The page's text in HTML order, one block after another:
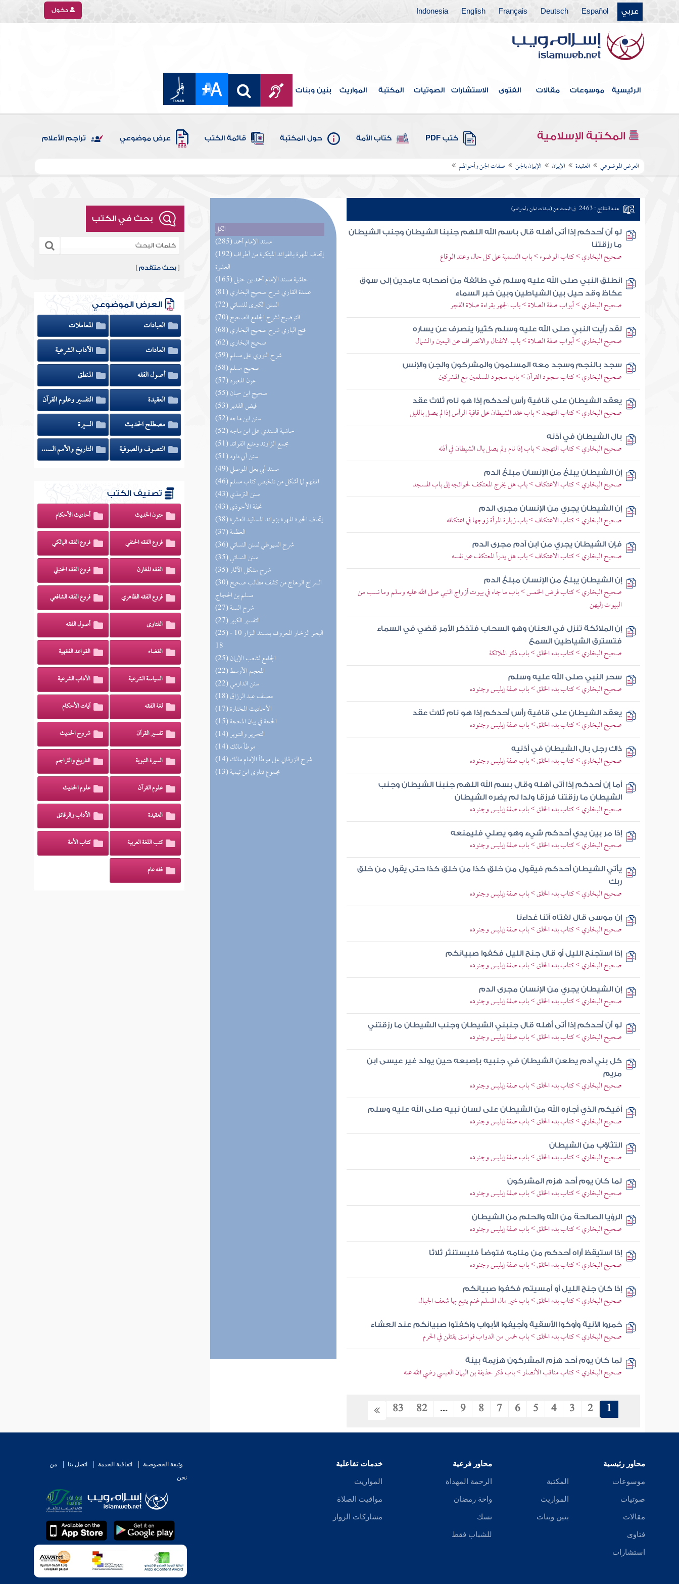
عربي Español
Deutsch
Français
English
Indonesia دخول
الرئيسية موسوعات مقالات الفتوى الاستشارات الصوتيات المكتبة المواريث بنين وبنات
المكتبة الإسلامية كتب PDF كتاب الأمة حول المكتبة قائمة الكتب عرض موضوعي تراجم الأعلام
العرض الموضوعي العقيدة الإيمان الإيمان بالجن صفات الجن وأحوالهم
الكل
(285) مسند الإمام أحمد
(192) إتحاف المهرة بالفوائد المبتكرة من أطراف
العشرة
(165) حاشية مسند الإمام أحمد بن حنبل
(81) عمدة القاري شرح صحيح البخاري
(72) السنن الكبرى للنسائي
(70) التوضيح لشرح الجامع الصحيح
(68) فتح الباري شرح صحيح البخاري
(62) صحيح البخاري
(59) شرح النووي على مسلم
(58) صحيح مسلم
(57) عون المعبود
(55) صحيح ابن حبان
(53) فيض القدير
(52) سنن ابن ماجه
(52) حاشية السندي على ابن ماجه
(51) مجمع الزاوئد ومنبع الفوائد
(51) سنن أبي داود
(49) مسند أبي يعلى الموصلي
(46) المفهم لما أشكل من تلخيص كتاب مسلم
(43) سنن الترمذي
(43) تحفة الأحوذي
(38) إتحاف الخيرة المهرة بزوائد المسانيد العشرة
(37) العظمة
(36) شرح السيوطي لسنن النسائي
(35) سنن النسائي
(35) شرح مشكل الآثار
(30) السراج الوهاج من كشف مطالب صحيح
مسلم بن الحجاج
(27) شرح السنة
(27) التفسير الكبير
(25) البحر الزخار المعروف بمسند البزار 10 -
18
(25) الجامع لشعب الإيمان
(22) المعجم الأوسط
(22) سنن الدارمي
(18) مصنف عبد الرزاق
(17) الأحاديث المختارة
(15) الحجة في بيان المحجة
(14) التحرير والتنوير
(14) موطأ مالك
(14) شرح الزرقاني على موطأ الإمام مالك
(13) مجموع فتاوى ابن تيمية
عدد النتائج : 2463 في البحث عن (صفات الجن وأحوالهم)
لو أن أحدكم إذا أتى أهله قال باسم الله اللهم جنبنا الشيطان وجنب الشيطان
ما رزقتنا
صحيح البخاري > كتاب الوضوء > باب التسمية على كل حال وعند الوقاع
انطلق النبي صلى الله عليه وسلم في طائفة من أصحابه عامدين إلى سوق
عكاظ وقد حيل بين الشياطين وبين خبر السماء
صحيح البخاري > أبواب صفة الصلاة > باب الجهر بقراءة صلاة الفجر
لقد رأيت النبي صلى الله عليه وسلم كثيرا ينصرف عن يساره
صحيح البخاري > أبواب صفة الصلاة > باب الانفتال والانصراف عن اليمين والشمال
سجد بالنجم وسجد معه المسلمون والمشركون والجن والإنس
صحيح البخاري > كتاب سجود القرآن > باب سجود المسلمين مع المشركين
يعقد الشيطان على قافية رأس أحدكم إذا هو نام ثلاث عقد
صحيح البخاري > كتاب التهجد > باب عقد الشيطان على قافية الرأس إذا لم يصل بالليل
بال الشيطان في أذنه
صحيح البخاري > كتاب التهجد > باب إذا نام ولم يصل بال الشيطان في أذنه
إن الشيطان يبلغ من الإنسان مبلغ الدم
صحيح البخاري > كتاب الاعتكاف > باب هل يخرج المعتكف لحوائجه إلى باب المسجد
إن الشيطان يجري من الإنسان مجرى الدم
صحيح البخاري > كتاب الاعتكاف > باب زيارة المرأة زوجها في اعتكافه
فإن الشيطان يجري من ابن آدم مجرى الدم
صحيح البخاري > كتاب الاعتكاف > باب هل يدرأ المعتكف عن نفسه
إن الشيطان يبلغ من الإنسان مبلغ الدم
صحيح البخاري > كتاب فرض الخمس > باب ما جاء في بيوت أزواج النبي صلى الله عليه وسلم وما نسب من
البيوت إليهن
إن الملائكة تنزل في العنان وهو السحاب فتذكر الأمر قضي في السماء
فتسترق الشياطين السمع
صحيح البخاري > كتاب بدء الخلق > باب ذكر الملائكة
سحر النبي صلى الله عليه وسلم
صحيح البخاري > كتاب بدء الخلق > باب صفة إبليس وجنوده
يعقد الشيطان على قافية رأس أحدكم إذا هو نام ثلاث عقد
صحيح البخاري > كتاب بدء الخلق > باب صفة إبليس وجنوده
ذاك رجل بال الشيطان في أذنيه
صحيح البخاري > كتاب بدء الخلق > باب صفة إبليس وجنوده
أما إن أحدكم إذا أتى أهله وقال بسم الله اللهم جنبنا الشيطان وجنب
الشيطان ما رزقتنا فرزقا ولدا لم يضره الشيطان
صحيح البخاري > كتاب بدء الخلق > باب صفة إبليس وجنوده
إذا مر بين يدي أحدكم شيء وهو يصلي فليمنعه
صحيح البخاري > كتاب بدء الخلق > باب صفة إبليس وجنوده
يأتي الشيطان أحدكم فيقول من خلق كذا من خلق كذا حتى يقول من خلق
ربك
صحيح البخاري > كتاب بدء الخلق > باب صفة إبليس وجنوده
إن موسى قال لفتاه آتنا غداءنا
صحيح البخاري > كتاب بدء الخلق > باب صفة إبليس وجنوده
إذا استجنح الليل أو قال جنح الليل فكفوا صبيانكم
صحيح البخاري > كتاب بدء الخلق > باب صفة إبليس وجنوده
إن الشيطان يجري من الإنسان مجرى الدم
صحيح البخاري > كتاب بدء الخلق > باب صفة إبليس وجنوده
لو أن أحدكم إذا أتى أهله قال جنبني الشيطان وجنب الشيطان ما رزقتني
صحيح البخاري > كتاب بدء الخلق > باب صفة إبليس وجنوده
كل بني آدم يطعن الشيطان في جنبيه بإصبعه حين يولد غير عيسى ابن
مريم
صحيح البخاري > كتاب بدء الخلق > باب صفة إبليس وجنوده
أفيكم الذي أجاره الله من الشيطان على لسان نبيه صلى الله عليه وسلم
صحيح البخاري > كتاب بدء الخلق > باب صفة إبليس وجنوده
التثاؤب من الشيطان
صحيح البخاري > كتاب بدء الخلق > باب صفة إبليس وجنوده
لما كان يوم أحد هزم المشركون
صحيح البخاري > كتاب بدء الخلق > باب صفة إبليس وجنوده
الرؤيا الصالحة من الله والحلم من الشيطان
صحيح البخاري > كتاب بدء الخلق > باب صفة إبليس وجنوده
إذا استيقظ أراه أحدكم من منامه فتوضأ فليستنثر ثلاثا
صحيح البخاري > كتاب بدء الخلق > باب صفة إبليس وجنوده
إذا كان جنح الليل أو أمسيتم فكفوا صبيانكم
صحيح البخاري > كتاب بدء الخلق > باب خير مال المسلم غنم يتبع بها شعف الجبال
خمروا الآنية وأوكوا الأسقية وأجيفوا الأبواب واكفتوا صبيانكم عند العشاء
صحيح البخاري > كتاب بدء الخلق > باب خمس من الدواب فواسق يقتلن في الحرم
لما كان يوم أحد هزم المشركون هزيمة بينة
صحيح البخاري > كتاب مناقب الأنصار > باب ذكر حذيفة بن اليمان العبسي رضي الله عنه
1
2
3
4
5
6
7
8
9
...
82
83
بحث في الكتب
[بحث متقدم ]
العرض الموضوعي
العبادات
المعاملات
العادات
الآداب الشرعية
أصول الفقه
المنطق
العقيدة
التفسير وعلوم القرآن
مصطلح الحديث
السيرة
التصوف والصوفية
التاريخ والأمم السابقة
تصنيف الكتب
متون الحديث أحاديث الأحكام
فروع الفقه الحنفي فروع الفقه المالكي
الفقه المقارن فروع الفقه الحنبلي
فروع الفقه الظاهري فروع الفقه الشافعي
الفتاوى أصول الفقه
القضاء القواعد الفقهية
السياسة الشرعية الآداب الشرعية
لغة الفقه آيات الأحكام
تفسير القرآن شروح الحديث
السيرة النبوية التاريخ والتراجم
علوم القرآن علوم الحديث
العقيدة الآداب والرقائق
كتب اللغة العربية كتاب الأمة
فقه عام
محاور رئيسية
موسوعات
صوتيات
مقالات
فتاوى
استشارات
المكتبة
المواريث
بنين وبنات
محاور فرعية
الرحمة المهداة
واحة رمضان
نسك
للشباب فقط
خدمات تفاعلية
المواريث
مواقيت الصلاة
مشاركات الزوار
وثيقة الخصوصية اتفاقية الخدمة اتصل بنا
من
نحن